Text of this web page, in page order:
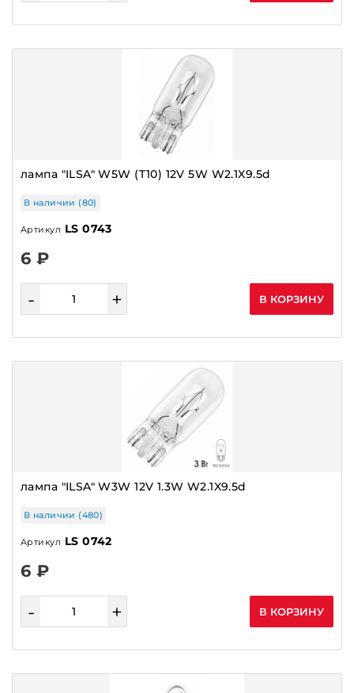
ДАТЧИКИ РАСПРЕДВАЛА,КОЛЕНВАЛА
ДАТЧИКИ СКОРОСТИ
ДАТЧИКИ ТЕМПЕРАТУРЫ
ЗАМКИ ЗАЖИГАНИЯ
ЗВЕЗДЫ ГРМ,ШЕСТЕРНИ
КНОПКИ,ВЫКЛЮЧАТЕЛИ
КОЛЛЕКТОР ЯКОРЯ
КОЛЛЕКТОРЫ
КОЛОДКИ ТОРМОЗНЫЕ
КОЛЬЦА
КОМБИНАЦИИ ПРИБОРОВ
КОМПРЕССОРЫ
лампа "ILSA" W5W (T10) 12V 5W W2.1X9.5d
В наличии (80)
Артикул LS 0743
6 ₽
- + В КОРЗИНУ
лампа "ILSA" W3W 12V 1.3W W2.1X9.5d
В наличии (480)
Артикул LS 0742
6 ₽
- + В КОРЗИНУ